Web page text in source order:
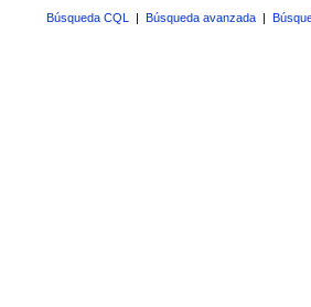
Búsqueda CQL Búsqueda avanzada